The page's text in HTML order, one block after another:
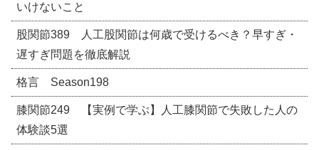
いけないこと
股関節389 人工股関節は何歳で受けるべき？早すぎ・
遅すぎ問題を徹底解説
格言 Season198
膝関節249 【実例で学ぶ】人工膝関節で失敗した人の
体験談5選